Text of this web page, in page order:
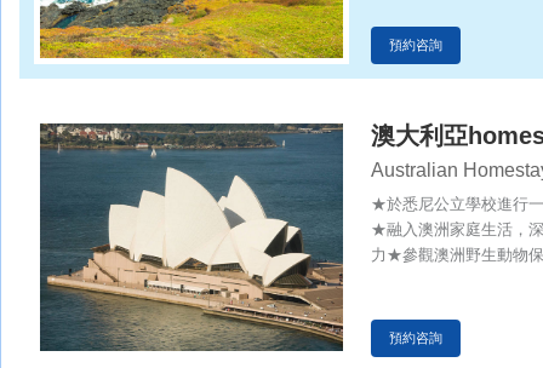
預約咨詢
澳大利亞
Australian
Tour
★於悉尼公立學校進行
★融入澳洲家庭生活，
力★參觀澳洲野生動物
預約咨詢